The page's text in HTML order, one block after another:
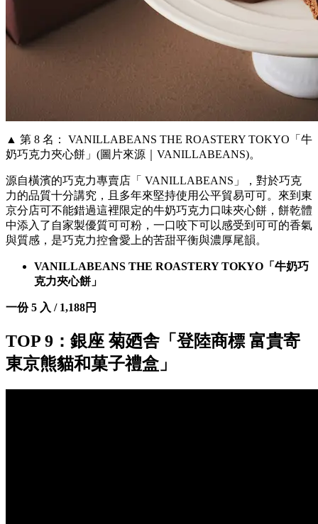
▲ 第 8 名： VANILLABEANS THE ROASTERY TOKYO「牛
奶巧克力夾心餅」(圖片來源｜VANILLABEANS)。
源自橫濱的巧克力專賣店「 VANILLABEANS」，對於巧克
力的品質十分講究，且多年來堅持使用公平貿易可可。來到東
京分店可不能錯過這裡限定的牛奶巧克力口味夾心餅，餅乾體
中添入了自家製優質可可粉，一口咬下可以感受到可可的香氣
與質感，是巧克力控會愛上的苦甜平衡與濃厚尾韻。
VANILLABEANS THE ROASTERY TOKYO「牛奶巧
克力夾心餅」
一份 5 入 / 1,188円
TOP 9：銀座 菊廼舎「登陸商標 富貴寄
東京熊貓和菓子禮盒」